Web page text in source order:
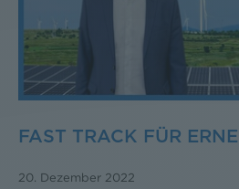
FAST TRACK FÜR
20. Dezember 2022